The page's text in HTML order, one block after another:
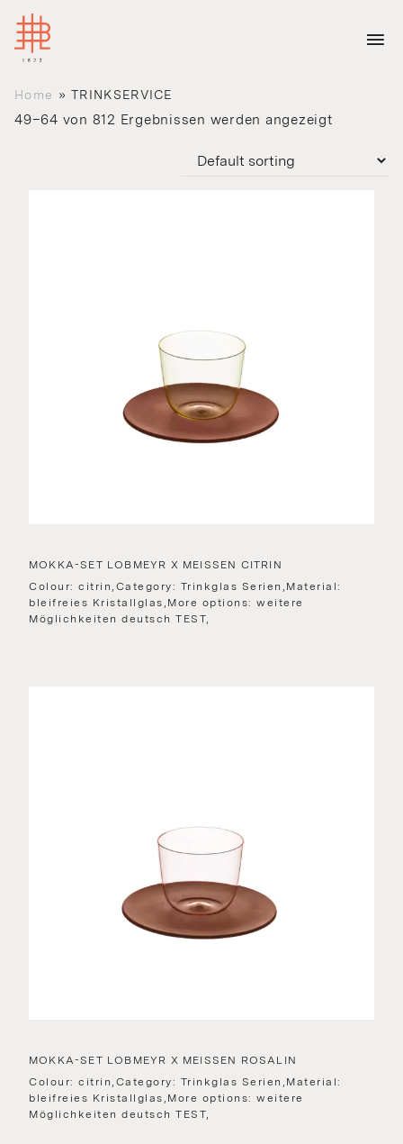
Home »TRINKSERVICE
49–64 von 812 Ergebnissen werden angezeigt
MOKKA-SET LOBMEYR X MEISSEN CITRIN
Colour: citrin,Category: Trinkglas Serien,Material:
bleifreies Kristallglas,More options: weitere
Möglichkeiten deutsch TEST,
MOKKA-SET LOBMEYR X MEISSEN ROSALIN
Colour: citrin,Category: Trinkglas Serien,Material:
bleifreies Kristallglas,More options: weitere
Möglichkeiten deutsch TEST,